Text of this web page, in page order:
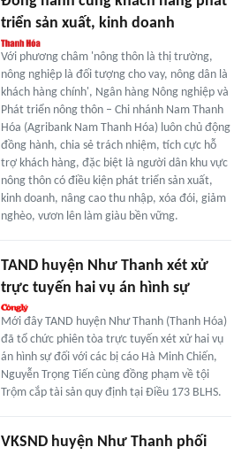
triển sản xuất, kinh doanh
Với phương châm 'nông thôn là thị trường,
nông nghiệp là đối tượng cho vay, nông dân là
khách hàng chính', Ngân hàng Nông nghiệp và
Phát triển nông thôn – Chi nhánh Nam Thanh
Hóa (Agribank Nam Thanh Hóa) luôn chủ động
đồng hành, chia sẻ trách nhiệm, tích cực hỗ
trợ khách hàng, đặc biệt là người dân khu vực
nông thôn có điều kiện phát triển sản xuất,
kinh doanh, nâng cao thu nhập, xóa đói, giảm
nghèo, vươn lên làm giàu bền vững.
TAND huyện Như Thanh xét xử
trực tuyến hai vụ án hình sự
Mới đây TAND huyện Như Thanh (Thanh Hóa)
đã tổ chức phiên tòa trực tuyến xét xử hai vụ
án hình sự đối với các bị cáo Hà Minh Chiến,
Nguyễn Trọng Tiến cùng đồng phạm về tội
Trộm cắp tài sản quy định tại Điều 173 BLHS.
VKSND huyện Như Thanh phối